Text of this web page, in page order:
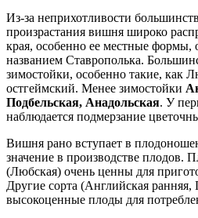
Из-за неприхотливости
произрастания вишня широко
края, особенно ее местные
названием Ставрополька.
зимостойки, особенно такие, как
остгеймский. Менее зимостойки
Подбельская, Анадольская. У
наблюдается подмерзание
Вишня рано вступает в
значение в производстве плодов.
(Любская) очень ценны для
Другие сорта (Английская ранняя,
высокоценные плоды для